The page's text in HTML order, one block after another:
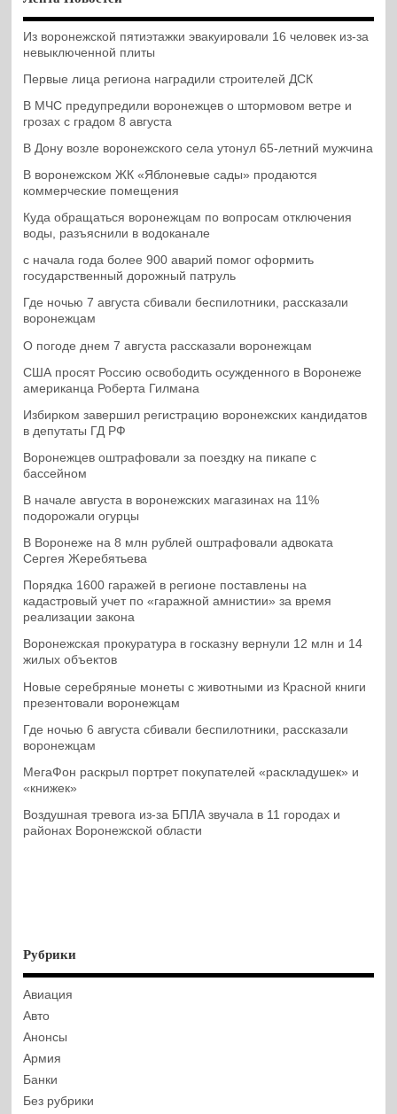
Из воронежской пятиэтажки эвакуировали 16 человек из-за
невыключенной плиты
Первые лица региона наградили строителей ДСК
В МЧС предупредили воронежцев о штормовом ветре и
грозах с градом 8 августа
В Дону возле воронежского села утонул 65-летний мужчина
В воронежском ЖК «Яблоневые сады» продаются
коммерческие помещения
Куда обращаться воронежцам по вопросам отключения
воды, разъяснили в водоканале
с начала года более 900 аварий помог оформить
государственный дорожный патруль
Где ночью 7 августа сбивали беспилотники, рассказали
воронежцам
О погоде днем 7 августа рассказали воронежцам
США просят Россию освободить осужденного в Воронеже
американца Роберта Гилмана
Избирком завершил регистрацию воронежских кандидатов
в депутаты ГД РФ
Воронежцев оштрафовали за поездку на пикапе с
бассейном
В начале августа в воронежских магазинах на 11%
подорожали огурцы
В Воронеже на 8 млн рублей оштрафовали адвоката
Сергея Жеребятьева
Порядка 1600 гаражей в регионе поставлены на
кадастровый учет по «гаражной амнистии» за время
реализации закона
Воронежская прокуратура в госказну вернули 12 млн и 14
жилых объектов
Новые серебряные монеты с животными из Красной книги
презентовали воронежцам
Где ночью 6 августа сбивали беспилотники, рассказали
воронежцам
МегаФон раскрыл портрет покупателей «раскладушек» и
«книжек»
Воздушная тревога из-за БПЛА звучала в 11 городах и
районах Воронежской области
Рубрики
Авиация
Авто
Анонсы
Армия
Банки
Без рубрики